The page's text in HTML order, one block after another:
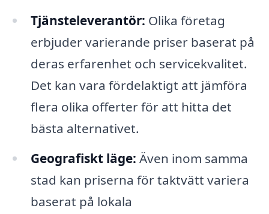
Tjänsteleverantör: Olika företag
erbjuder varierande priser baserat på
deras erfarenhet och servicekvalitet.
Det kan vara fördelaktigt att jämföra
flera olika offerter för att hitta det
bästa alternativet.
Geografiskt läge: Även inom samma
stad kan priserna för taktvätt variera
baserat på lokala